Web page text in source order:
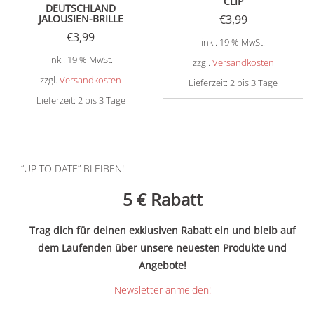
DEUTSCHLAND
JALOUSIEN-BRILLE
€3,99
inkl. 19 % MwSt.
zzgl.Versandkosten
Lieferzeit: 2 bis 3 Tage
€3,99
inkl. 19 % MwSt.
zzgl. Versandkosten
Lieferzeit:2 bis 3 Tage
“UP TO DATE” BLEIBEN!
5 € Rabatt
Trag dich für deinen exklusiven Rabatt ein und bleib auf
dem Laufenden über unsere neuesten Produkte und
Angebote!
Newsletter anmelden!